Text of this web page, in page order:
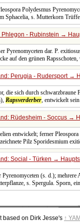
Polydesmus
Sphacelia, s. Mutterkorn
- Rubinstein →
Pyrenomyceten dar. P.
auf den grünen
Perugia - Rudersport →
die sich durch
Rapsverderber, entwickelt
Rüdesheim - Soccus →
entwickelt; ferner
Pilz Sporidesmium
Social - Türken →
Pyrenomyceten (s. d.);
s. Spergula. Sporn,
based on Dirk Jesse's ↑